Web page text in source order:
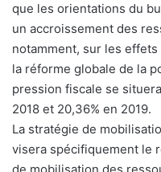
que les orientations du
un accroissement des
notamment, sur les effets
la réforme globale de la
pression fiscale se
2018 et 20,36% en 2019.
La stratégie de
visera spécifiquement le